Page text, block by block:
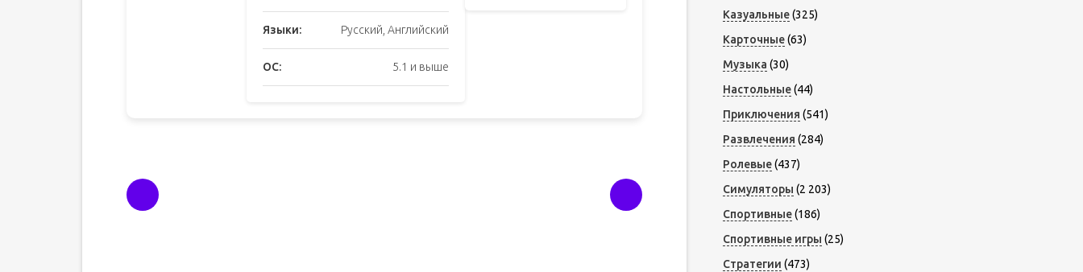
Языки: Русский, Английский
ОС: 5.1 и выше
Казуальные(325)
Карточные(63)
Музыка (30)
Настольные(44)
Приключения (541)
Развлечения (284)
Ролевые(437)
Симуляторы (2 203)
Спортивные(186)
Спортивные игры (25)
Стратегии (473)